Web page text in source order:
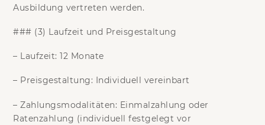
Ausbildung vertreten werden.
### (3) Laufzeit und Preisgestaltung
– Laufzeit: 12 Monate
– Preisgestaltung: Individuell vereinbart
–Zahlungsmodalitäten: Einmalzahlung oder
Ratenzahlung (individuell festgelegt vor